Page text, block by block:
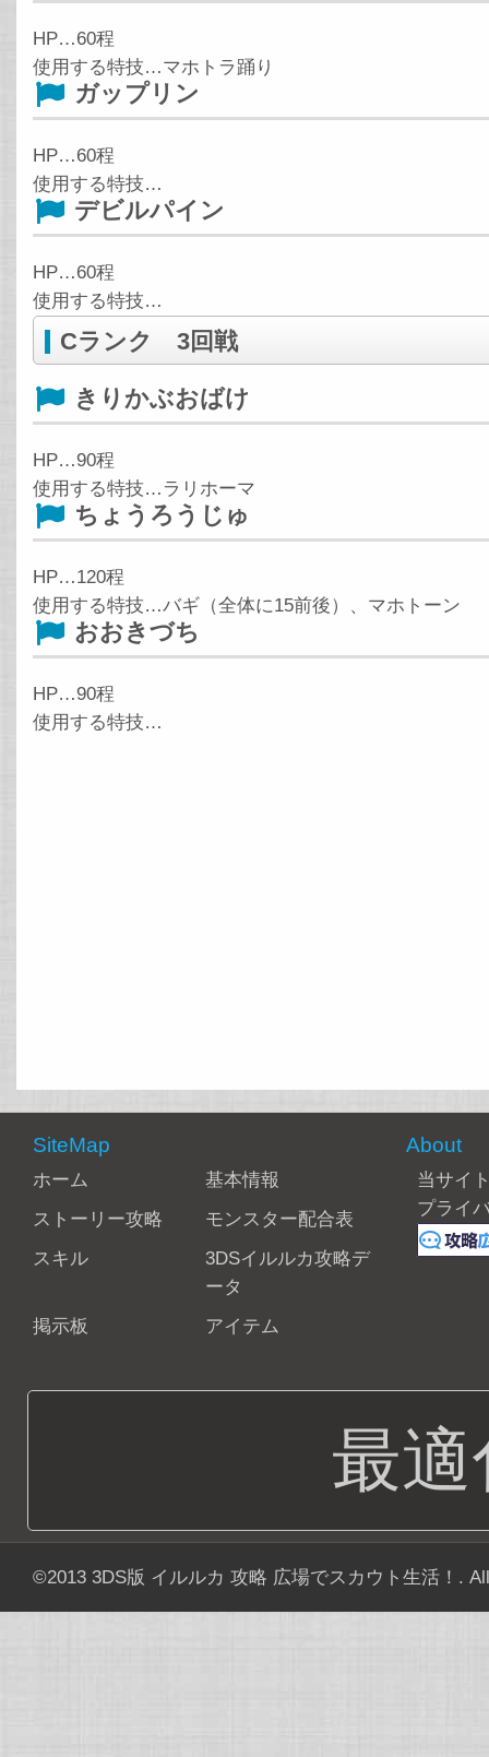
HP…60程
使用する特技…マホトラ踊り
ガップリン
HP…60程
使用する特技…
デビルパイン
HP…60程
使用する特技…
Cランク 3回戦
きりかぶおばけ
HP…90程
使用する特技…ラリホーマ
ちょうろうじゅ
HP…120程
使用する特技…バギ（全体に15前後）、マホトーン
おおきづち
HP…90程
使用する特技…
SiteMap
ホーム
基本情報
ストーリー攻略
モンスター配合表
スキル
3DSイルルカ攻略デ
ータ
掲示板
アイテム
About
当サイ
プライ
最
©2013 3DS版 イルルカ 攻略 広場でスカウト生活！ .